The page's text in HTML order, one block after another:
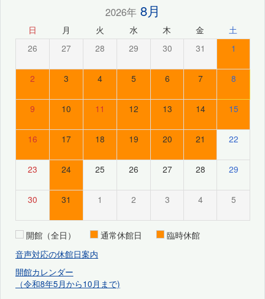
2026年8月
日 月 火 水 木 金 土
26 27 28 29 30 31 1
2 3 4 5 6 7 8
9 10 11 12 13 14 15
16 17 18 19 20 21 22
23 24 25 26 27 28 29
30 31 1 2 3 4 5
開館（全日） 通常休館日
臨時休館
音声対応の休館日案内
開館カレンダー
（令和8年5月から10月まで)